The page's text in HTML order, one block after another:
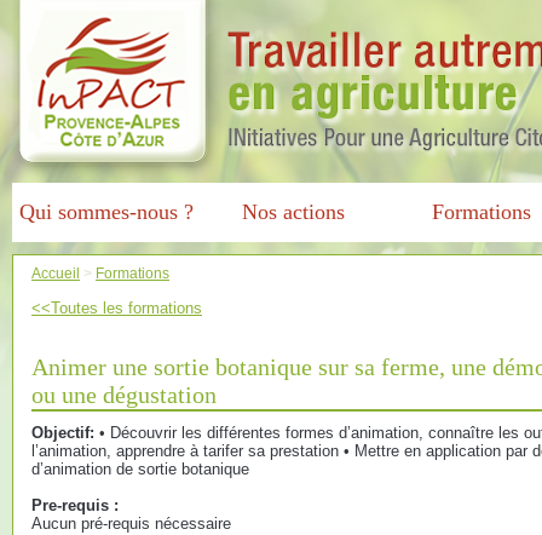
Qui sommes-nous ? Nos actions Formations
Accueil > Formations
<<Toutes les formations
Animer une sortie botanique sur sa ferme, une
ou une dégustation
Objectif: • Découvrir les différentes formes d’animation, connaître les
l’animation, apprendre à tarifer sa prestation • Mettre en application par
d’animation de sortie botanique
Pre-requis :
Aucun pré-requis nécessaire